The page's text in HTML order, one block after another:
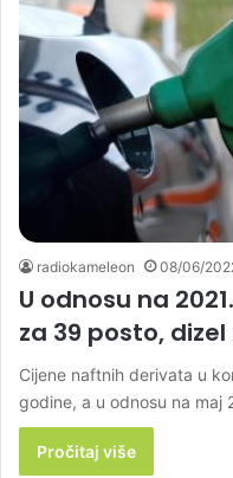
radiokameleon 08/06/
U odnosu na
za 39 posto,
Cijene naftnih derivata u
godine, a u odnosu na maj
Pročitaj više